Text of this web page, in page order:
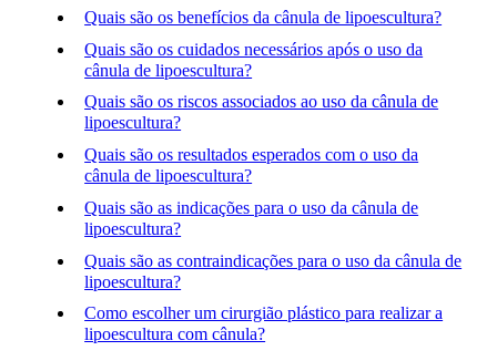
Whatsapp
Quais são os benefícios da cânula de lipoescultura?
Quais são os cuidados necessários após o uso da
cânula de lipoescultura?
Quais são os riscos associados ao uso da cânula de
lipoescultura?
Quais são os resultados esperados com o uso da
cânula de lipoescultura?
Quais são as indicações para o uso da cânula de
lipoescultura?
Quais são as contraindicações para o uso da cânula de
lipoescultura?
Como escolher um cirurgião plástico para realizar a
lipoescultura com cânula?